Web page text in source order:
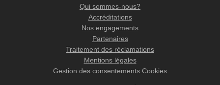
Qui sommes-nous?
Accréditations
Nos engagements
Partenaires
Traitement des réclamations
Mentions légales
Gestion des consentements Cookies